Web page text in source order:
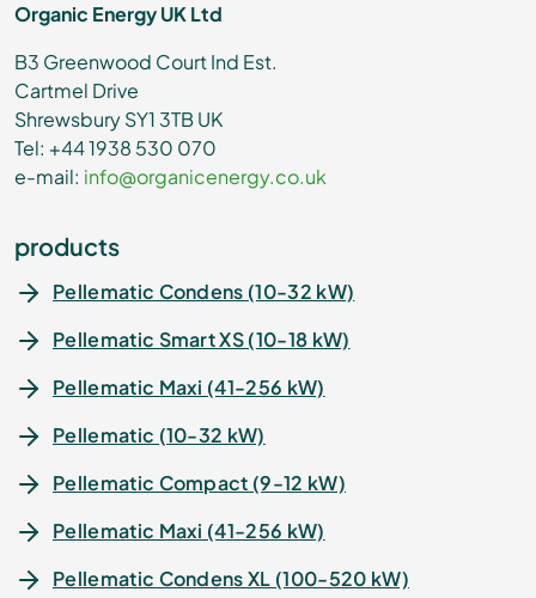
Organic Energy UK Ltd
B3 Greenwood Court Ind Est.
Cartmel Drive
Shrewsbury SY1 3TB UK
Tel: +44 1938 530 070
e-mail: info@organicenergy.co.uk
products
Pellematic Condens (10-32 kW)
Pellematic Smart XS (10-18 kW)
Pellematic Maxi (41-256 kW)
Pellematic (10-32 kW)
Pellematic Compact (9-12 kW)
Pellematic Maxi (41-256 kW)
Pellematic Condens XL (100-520 kW)